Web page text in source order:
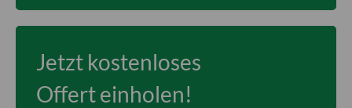
Jetzt kostenloses
Offert einholen!